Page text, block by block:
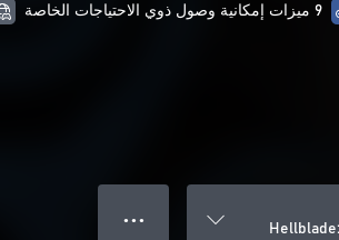
9 ميزات إمكانية وصول ذوي الاحتياجات الخاصة
● ● ●